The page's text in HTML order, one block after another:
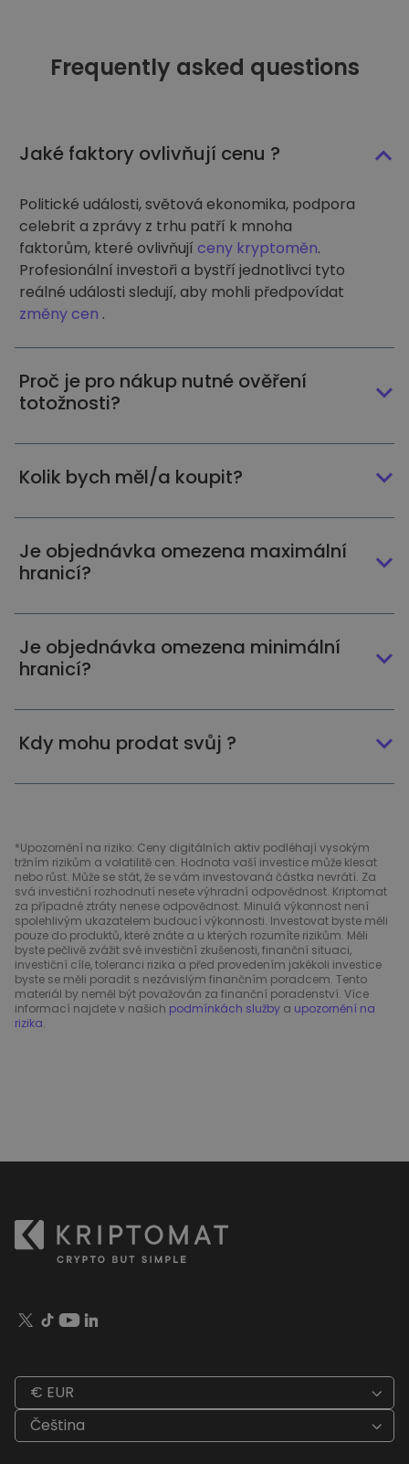
Frequently asked questions
Jaké faktory ovlivňují cenu ?
Politické události, světová ekonomika, podpora
celebrit a zprávy z trhu patří k mnoha
faktorům, které ovlivňují ceny kryptoměn.
Profesionální investoři a bystří jednotlivci tyto
reálné události sledují, aby mohli předpovídat
změny cen .
Proč je pro nákup nutné ověření
totožnosti?
Kolik bych měl/a koupit?
Je objednávka omezena maximální
hranicí?
Je objednávka omezena minimální
hranicí?
Kdy mohu prodat svůj ?
*Upozornění na riziko: Ceny digitálních aktiv podléhají vysokým
tržním rizikům a volatilitě cen. Hodnota vaší investice může klesat
nebo růst. Může se stát, že se vám investovaná částka nevrátí. Za
svá investiční rozhodnutí nesete výhradní odpovědnost. Kriptomat
za případné ztráty nenese odpovědnost. Minulá výkonnost není
spolehlivým ukazatelem budoucí výkonnosti. Investovat byste měli
pouze do produktů, které znáte a u kterých rozumíte rizikům. Měli
byste pečlivě zvážit své investiční zkušenosti, finanční situaci,
investiční cíle, toleranci rizika a před provedením jakékoli investice
byste se měli poradit s nezávislým finančním poradcem. Tento
materiál by neměl být považován za finanční poradenství. Více
informací najdete v našich podmínkách služby a upozornění na
rizika.
€ EUR
Čeština